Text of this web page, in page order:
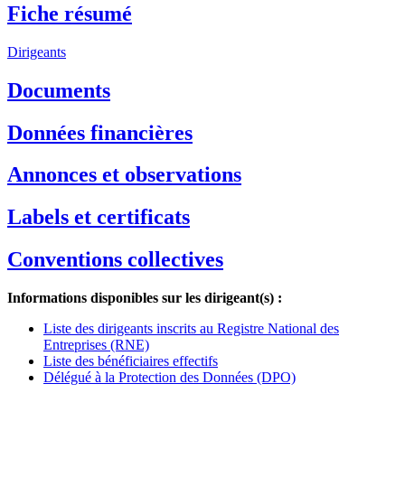
Fiche résumé
Dirigeants
Documents
Données financières
Annonces et observations
Labels et certificats
Conventions collectives
Informations disponibles sur les dirigeant(s) :
Liste des dirigeants inscrits au Registre National des
Entreprises (RNE)
Liste des bénéficiaires effectifs
Délégué à la Protection des Données (DPO)